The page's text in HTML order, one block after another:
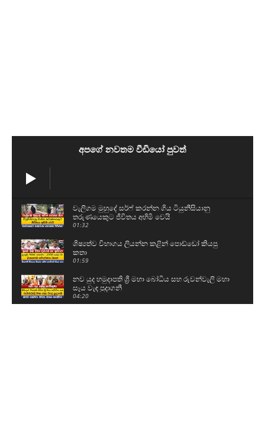
අපගේ නවතම වීඩියෝ පුවත්
වැලිගම මුහුදේ සර්ෆ් කරන්න ගිය ටියුනීසියානු
තරුණයෙකුට ජීවිතය අහිමි වෙයි
01:32
ශිෂ්‍යත්ව විභාගය ලියන්න කළින් පොඩ්ඩෝ කියපු
කතා
01:59
නව යුද හමුදාපති ශ්‍රී මහා බෝධිය සහ රුවන්වැලි මහා
සෑය වැඳ පුදාගනී
04:20